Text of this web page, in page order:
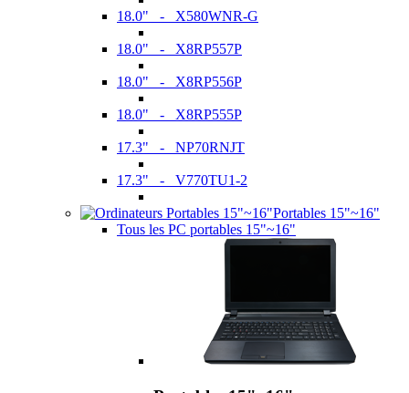
18.0" - X580WNR-G
18.0" - X8RP557P
18.0" - X8RP556P
18.0" - X8RP555P
17.3" - NP70RNJT
17.3" - V770TU1-2
Portables 15"~16"
Tous les PC portables 15"~16"